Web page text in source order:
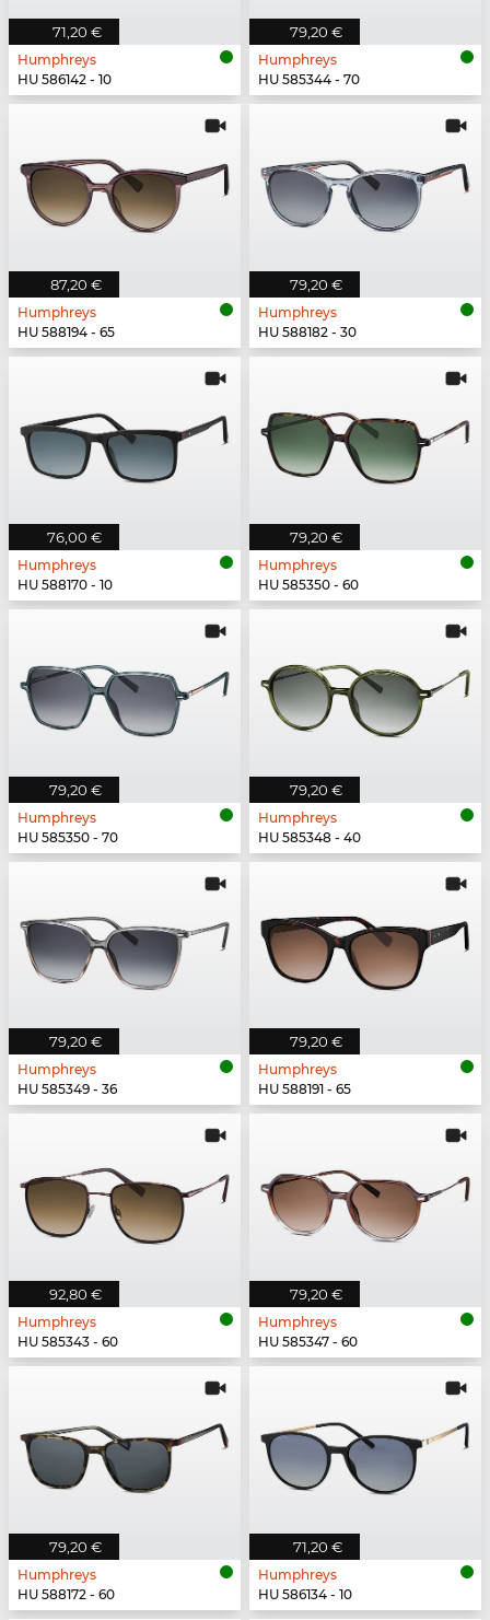
71,20 €
Humphreys
HU 586142 - 10
79,20 €
Humphreys
HU 585344 - 70
87,20 €
Humphreys
HU 588194 - 65
79,20 €
Humphreys
HU 588182 - 30
76,00 €
Humphreys
HU 588170 - 10
79,20 €
Humphreys
HU 585350 - 60
79,20 €
Humphreys
HU 585350 - 70
79,20 €
Humphreys
HU 585348 - 40
79,20 €
Humphreys
HU 585349 - 36
79,20 €
Humphreys
HU 588191 - 65
92,80 €
Humphreys
HU 585343 - 60
79,20 €
Humphreys
HU 585347 - 60
79,20 €
Humphreys
HU 588172 - 60
71,20 €
Humphreys
HU 586134 - 10